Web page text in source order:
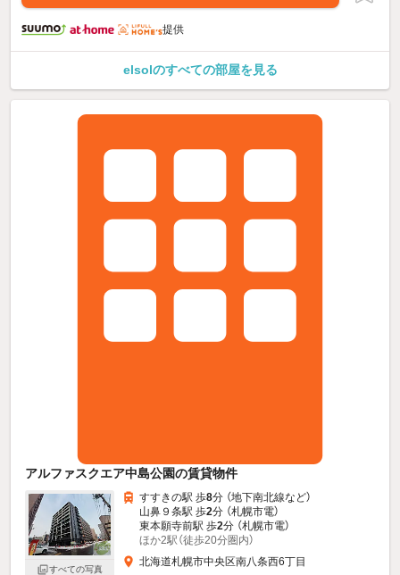
提供
elsolのすべての部屋を見る
アルファスクエア中島公園の賃貸物件
すべての写真
すすきの駅 歩8分 （地下南北線など）
山鼻９条駅 歩2分 （札幌市電）
東本願寺前駅 歩2分 （札幌市電）
ほか2駅（徒歩20分圏内）
北海道札幌市中央区南八条西6丁目